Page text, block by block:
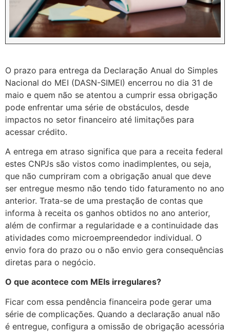
O prazo para entrega da Declaração Anual do Simples
Nacional do MEI (DASN-SIMEI) encerrou no dia 31 de
maio e quem não se atentou a cumprir essa obrigação
pode enfrentar uma série de obstáculos, desde
impactos no setor financeiro até limitações para
acessar crédito.
A entrega em atraso significa que para a receita federal
estes CNPJs são vistos como inadimplentes, ou seja,
que não cumpriram com a obrigação anual que deve
ser entregue mesmo não tendo tido faturamento no ano
anterior. Trata-se de uma prestação de contas que
informa à receita os ganhos obtidos no ano anterior,
além de confirmar a regularidade e a continuidade das
atividades como microempreendedor individual. O
envio fora do prazo ou o não envio gera consequências
diretas para o negócio.
O que acontece com MEIs irregulares?
Ficar com essa pendência financeira pode gerar uma
série de complicações. Quando a declaração anual não
é entregue, configura a omissão de obrigação acessória